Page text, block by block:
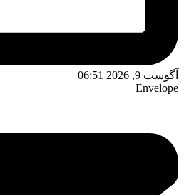
آگوست 9, 2026 06:51
Envelope